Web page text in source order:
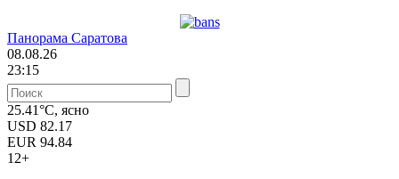
Панорама Саратова
08.08.26
23:15
25.41°C, ясно
USD 82.17
EUR 94.84
12+